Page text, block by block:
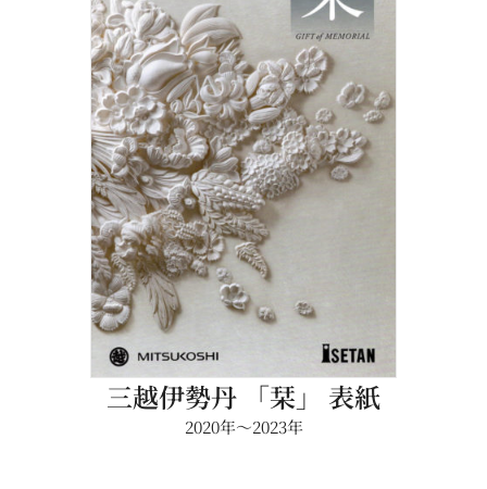
三越伊勢丹 「栞」 表紙
2020年〜2023年